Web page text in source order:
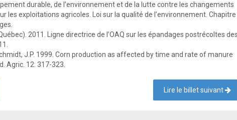
durable, de l’environnement et de la lutte contre les changements
les exploitations agricoles. Loi sur la qualité de l’environnement. Chapitre
2011. Ligne directrice de l’OAQ sur les épandages postrécoltes des
J.P. 1999. Corn production as affected by time and rate of manure
Agric. 12: 317-323.
Lire le billet suivant